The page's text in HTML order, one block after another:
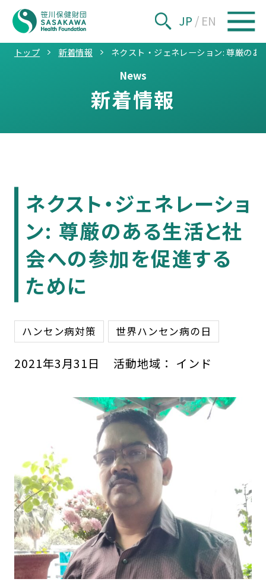
JP / EN
トップ 新着情報 ネクスト・ジェネレーション: 尊厳の
News
新着情報
ネクスト・ジェネレーショ
ン: 尊厳のある生活と社
会への参加を促進する
ために
ハンセン病対策 世界ハンセン病の日
2021年3月31日 活動地域： インド